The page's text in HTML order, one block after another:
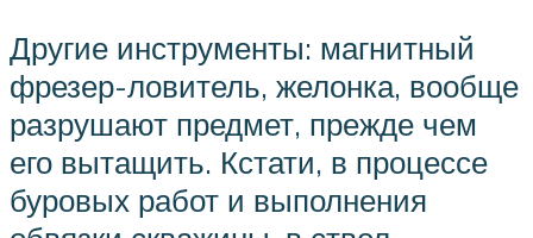
Другие инструменты: магнитный
фрезер-ловитель, желонка, вообще
разрушают предмет, прежде чем
его вытащить. Кстати, в процессе
буровых работ и выполнения